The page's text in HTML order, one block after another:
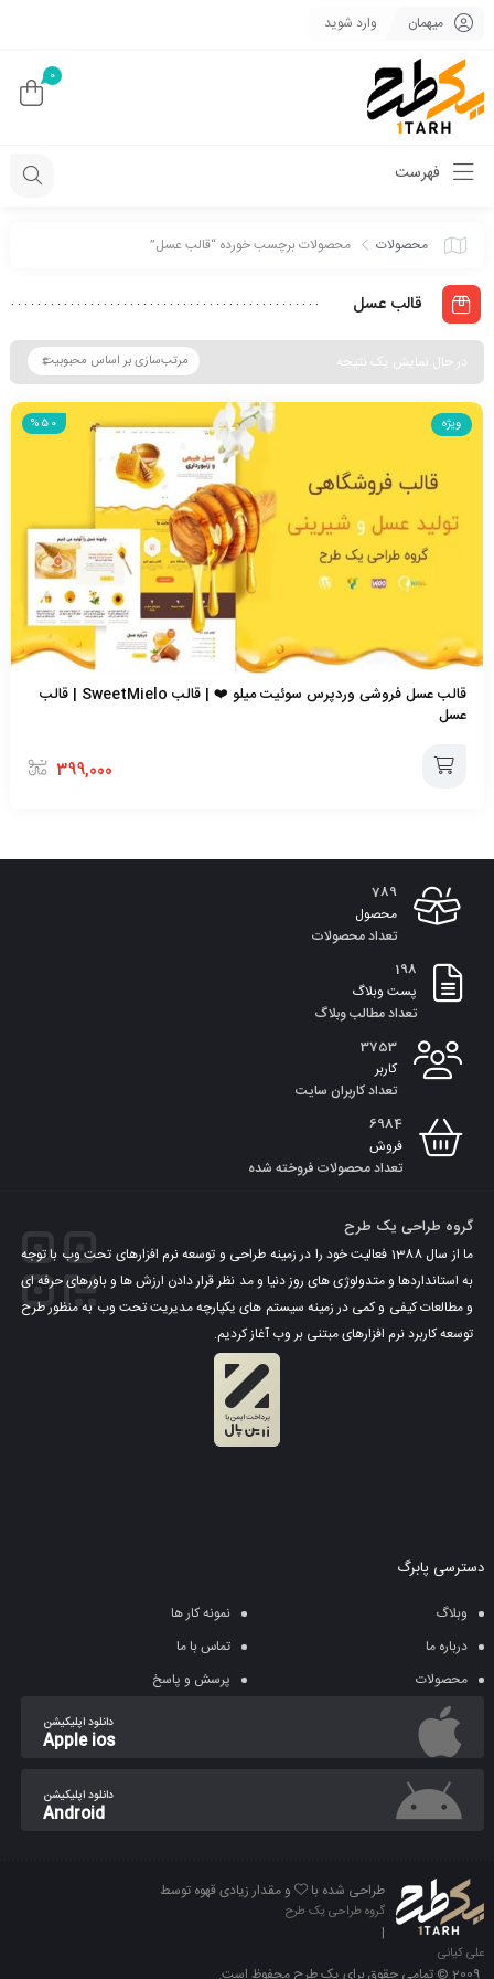
میهمان وارد شوید
0
فهرست
محصولات محصولات برچسب خورده “قالب عسل”
قالب عسل
در حال نمایش یک نتیجه
%50 ویژه
قالب عسل فروشی وردپرس سوئیت میلو ❤️ | قالب SweetMielo | قالب
عسل
399,000
به
سبد
789
محصول
تعداد محصولات
198
پست وبلاگ
تعداد مطالب وبلاگ
3753
کاربر
تعداد کاربران سایت
6984
فروش
تعداد محصولات فروخته شده
گروه طراحی یک طرح
ما از سال 1388 فعالیت خود را در زمینه طراحی و توسعه نرم افزارهای تحت وب با توجه
به استانداردها و متدولوژی های روز دنیا و مد نظر قرار دادن ارزش ها و باورهای حرفه ای
و مطالعات کیفی و کمی در زمینه سیستم های یکپارچه مدیریت تحت وب به منظور طرح
توسعه کاربرد نرم افزارهای مبتنی بر وب آغاز کردیم.
دسترسی پابرگ
وبلاگ
نمونه کار ها
درباره ما
تماس با ما
محصولات
پرسش و پاسخ
دانلود اپلیکیشن
Apple ios
دانلود اپلیکیشن
Android
طراحی شده با و مقدار زیادی قهوه توسط
گروه طراحی یک طرح
|
علی کیانی